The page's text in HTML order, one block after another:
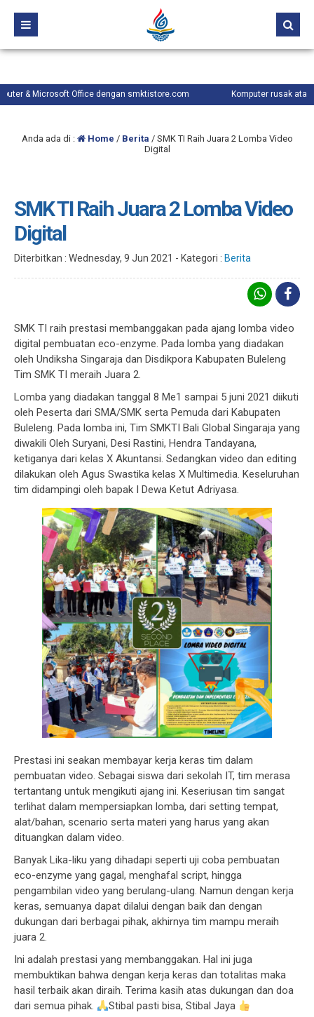
Office dengan smktistore.com Komputer rusak atau lambat? ayo
Anda ada di : Home / Berita / SMK TI Raih Juara 2 Lomba Video
Digital
SMK TI Raih Juara 2 Lomba Video
Digital
Diterbitkan : Wednesday, 9 Jun 2021 - Kategori : Berita
SMK TI raih prestasi membanggakan pada ajang lomba video
digital pembuatan eco-enzyme. Pada lomba yang diadakan
oleh Undiksha Singaraja dan Disdikpora Kabupaten Buleleng
Tim SMK TI meraih Juara 2.
Lomba yang diadakan tanggal 8 Me1 sampai 5 juni 2021 diikuti
oleh Peserta dari SMA/SMK serta Pemuda dari Kabupaten
Buleleng. Pada lomba ini, Tim SMKTI Bali Global Singaraja yang
diwakili Oleh Suryani, Desi Rastini, Hendra Tandayana,
ketiganya dari kelas X Akuntansi. Sedangkan video dan editing
dilakukan oleh Agus Swastika kelas X Multimedia. Keseluruhan
tim didampingi oleh bapak I Dewa Ketut Adriyasa.
Prestasi ini seakan membayar kerja keras tim dalam
pembuatan video. Sebagai siswa dari sekolah IT, tim merasa
tertantang untuk mengikuti ajang ini. Keseriusan tim sangat
terlihat dalam mempersiapkan lomba, dari setting tempat,
alat/bahan, scenario serta materi yang harus yang akan
dituangkan dalam video.
Banyak Lika-liku yang dihadapi seperti uji coba pembuatan
eco-enzyme yang gagal, menghafal script, hingga
pengambilan video yang berulang-ulang. Namun dengan kerja
keras, semuanya dapat dilalui dengan baik dan dengan
dukungan dari berbagai pihak, akhirnya tim mampu meraih
juara 2.
Ini adalah prestasi yang membanggakan. Hal ini juga
membuktikan bahwa dengan kerja keras dan totalitas maka
hasil terbaik akan diraih. Terima kasih atas dukungan dan doa
dari semua pihak.
Stibal pasti bisa, Stibal Jaya